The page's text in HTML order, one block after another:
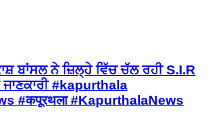
ਬਾਂਸਲ ਨੇ ਜ਼ਿਲ੍ਹੇ ਵਿੱਚ ਚੱਲ ਰਹੀ S.I.R
#kapurthala
#कपूरथला #KapurthalaNews